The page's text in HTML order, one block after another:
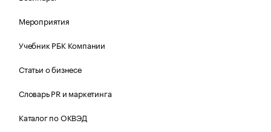
Мероприятия
Учебник РБК Компании
Статьи о бизнесе
Словарь PR и маркетинга
Каталог по ОКВЭД